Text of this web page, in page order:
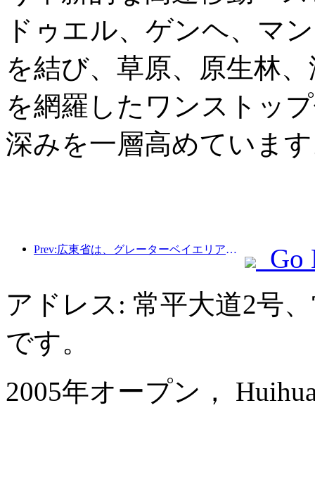
ドゥエル、ゲンヘ、マ
を結び、草原、原生林
を網羅したワンストッ
深みを一層高めていま
Prev:広東省は、グレーターベイエリアを世界クラスの観光地にするためのサービス産業能力拡大計画を発表した。
Go
アドレス: 常平大道2号
です。
2005年オープン，